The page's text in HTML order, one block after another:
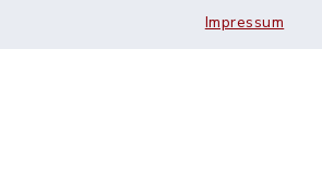
Impressum
Sitemap